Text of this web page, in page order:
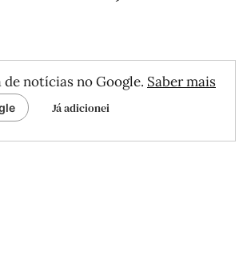
notícias no Google. Saber mais
Já adicionei